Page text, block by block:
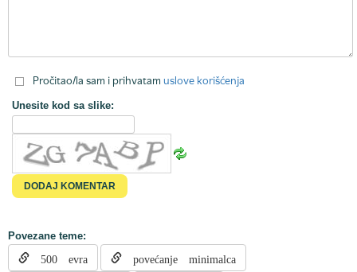
Pročitao/la sam i prihvatam uslove korišćenja
Unesite kod sa slike:
Povezane teme:
500 evra povećanje minimalca